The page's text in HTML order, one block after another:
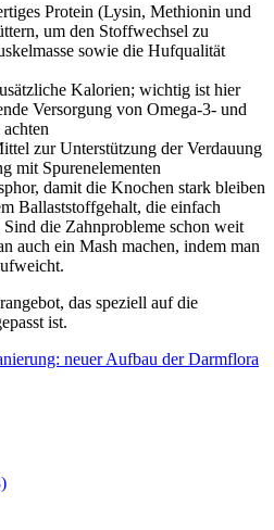
Protein (Lysin, Methionin und
um den Stoffwechsel zu
sowie die Hufqualität
Kalorien; wichtig ist hier
Versorgung von Omega-3- und
zur Unterstützung der Verdauung
mit Spurenelementen
damit die Knochen stark bleiben
Ballaststoffgehalt, die einfach
die Zahnprobleme schon weit
auch ein Mash machen, indem man
das speziell auf die
ist.
neuer Aufbau der Darmflora